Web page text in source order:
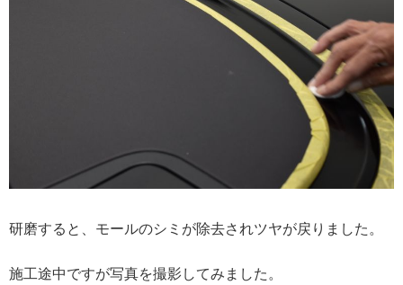
研磨すると、モールのシミが除去されツヤが戻りました。
施工途中ですが写真を撮影してみました。